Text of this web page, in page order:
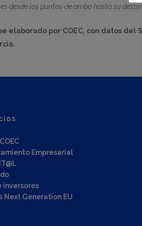
desde los puntos de arribo hasta su
elaborado por COEC, con datos
Empresarial
inversores
Next Generation EU